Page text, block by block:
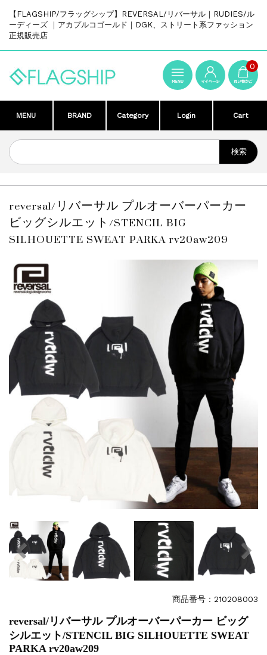
【FLAGSHIP/フラッグシップ】REVERSAL/リバーサル｜RUDIES/ル
ーディーズ ｜アカプルコゴールド｜DGK、ストリート系ファッション
正規販売店
0
MENU BRAND Category Login Cart
reversal/リバーサル プルオーバーパーカー
ビッグシルエット/STENCIL BIG
SILHOUETTE SWEAT PARKA rv20aw209
商品番号：210208003
reversal/リバーサル プルオーバーパーカー ビッグ
シルエット/STENCIL BIG SILHOUETTE SWEAT
PARKA rv20aw209